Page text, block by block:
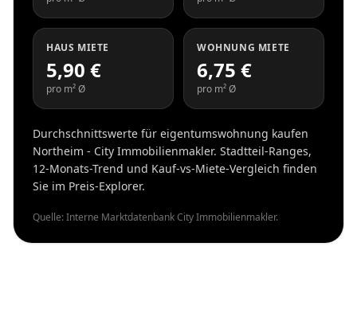
HAUS MIETE
5,90 €
pro m² Ø
WOHNUNG MIETE
6,75 €
pro m² Ø
Durchschnittswerte für eigentumswohnung kaufen
Northeim - City Immobilienmakler. Stadtteil-Ranges,
12-Monats-Trend und Kauf-vs-Miete-Vergleich finden
Sie im Preis-Explorer.
Quelle: Interne Marktdatenbank City Immobilienmakler.